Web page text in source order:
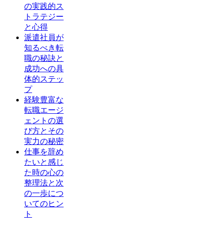
の実践的ス
トラテジー
と心得
派遣社員が
知るべき転
職の秘訣と
成功への具
体的ステッ
プ
経験豊富な
転職エージ
ェントの選
び方とその
実力の秘密
仕事を辞め
たいと感じ
た時の心の
整理法と次
の一歩につ
いてのヒン
ト